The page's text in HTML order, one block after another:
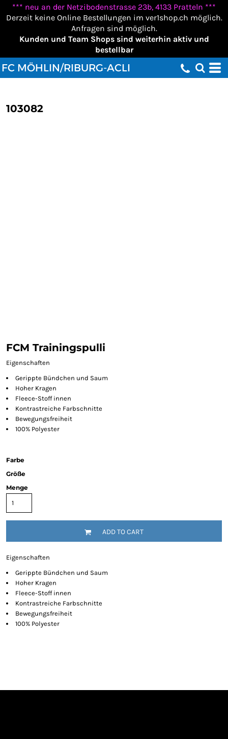
*** neu an der Netzibodenstrasse 23b, 4133 Pratteln ***
Derzeit keine Online Bestellungen im ver1shop.ch möglich.
Anfragen sind möglich.
Kunden und Team Shops sind weiterhin aktiv und
bestellbar
FC MÖHLIN/RIBURG-ACLI
103082
FCM Trainingspulli
Eigenschaften
Gerippte Bündchen und Saum
Hoher Kragen
Fleece-Stoff innen
Kontrastreiche Farbschnitte
Bewegungsfreiheit
100% Polyester
Farbe
Größe
Menge
ADD TO CART
Eigenschaften
Gerippte Bündchen und Saum
Hoher Kragen
Fleece-Stoff innen
Kontrastreiche Farbschnitte
Bewegungsfreiheit
100% Polyester